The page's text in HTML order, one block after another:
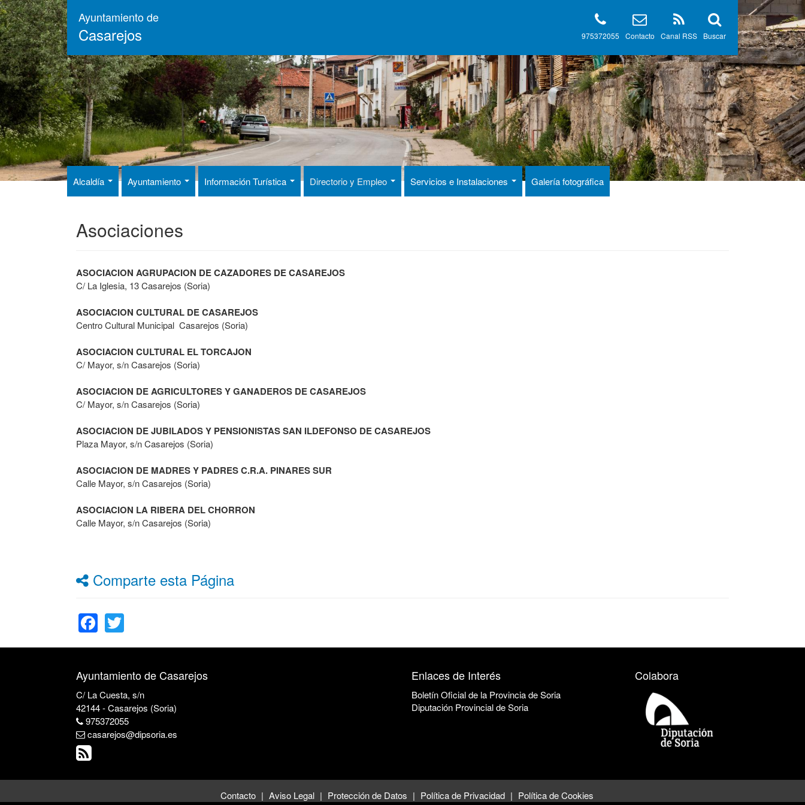
Pasar
al
contenido
principal
Ayuntamiento de
Casarejos Buscar
Canal RSS
Contacto
975372055
Alcaldía Ayuntamiento Información Turística Directorio y Empleo Servicios e Instalaciones Galería fotográfica
Asociaciones
ASOCIACION AGRUPACION DE CAZADORES DE CASAREJOS
C/ La Iglesia, 13 Casarejos (Soria)
ASOCIACION CULTURAL DE CASAREJOS
Centro Cultural Municipal Casarejos (Soria)
ASOCIACION CULTURAL EL TORCAJON
C/ Mayor, s/n Casarejos (Soria)
ASOCIACION DE AGRICULTORES Y GANADEROS DE CASAREJOS
C/ Mayor, s/n Casarejos (Soria)
ASOCIACION DE JUBILADOS Y PENSIONISTAS SAN ILDEFONSO DE CASAREJOS
Plaza Mayor, s/n Casarejos (Soria)
ASOCIACION DE MADRES Y PADRES C.R.A. PINARES SUR
Calle Mayor, s/n Casarejos (Soria)
ASOCIACION LA RIBERA DEL CHORRON
Calle Mayor, s/n Casarejos (Soria)
Comparte esta Página
Facebook
Ayuntamiento de Casarejos
C/ La Cuesta, s/n
42144 - Casarejos (Soria)
975372055
casarejos@dipsoria.es
Enlaces de Interés
Boletín Oficial de la Provincia de Soria
Diputación Provincial de Soria
Colabora
Contacto Aviso Legal Protección de Datos Política de Privacidad Política de Cookies